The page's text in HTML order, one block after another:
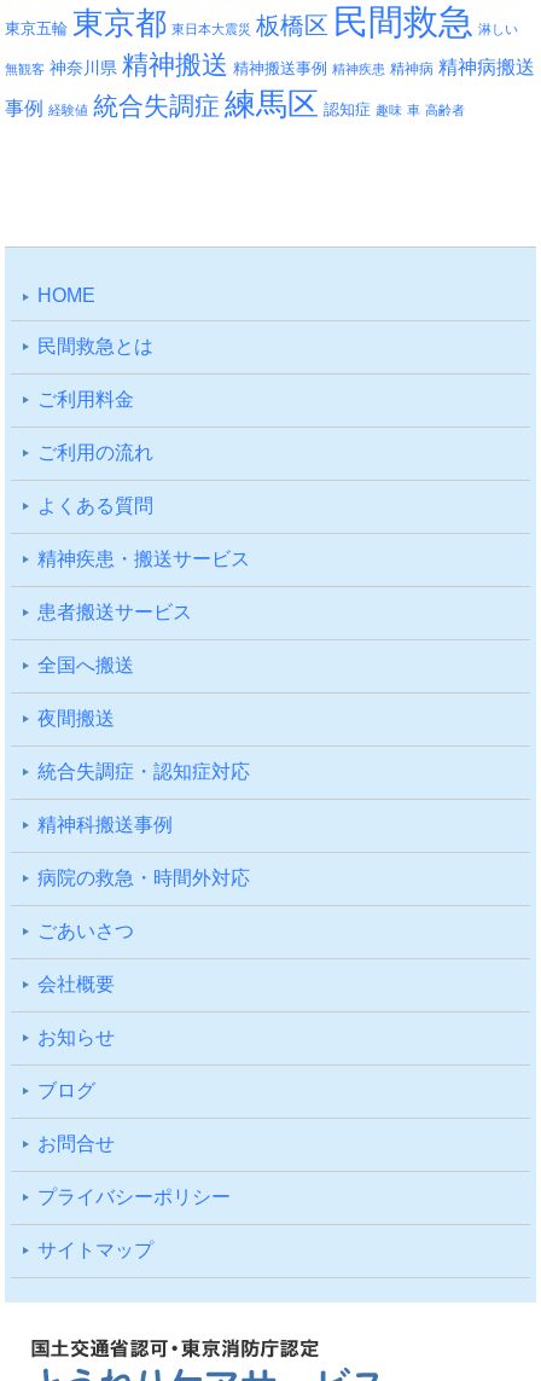
東京五輪 東京都 東日本大震災 板橋区 民間救急 淋しい
無観客 神奈川県 精神搬送 精神搬送事例 精神疾患 精神病 精神病搬送
事例
経験値 統合失調症 練馬区 認知症 趣味 車 高齢者
HOME
⺠間救急とは
ご利⽤料⾦
ご利⽤の流れ
よくある質問
精神疾患・搬送サービス
患者搬送サービス
全国へ搬送
夜間搬送
統合失調症・認知症対応
精神科搬送事例
病院の救急・時間外対応
ごあいさつ
会社概要
お知らせ
ブログ
お問合せ
プライバシーポリシー
サイトマップ